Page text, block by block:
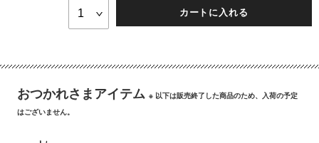
カートに入れる
おつかれさまアイテム ※ 以下は販売終了した商品のため、入荷の予定
はございません。